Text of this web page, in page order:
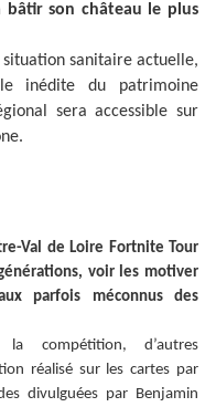
son château le plus
sanitaire actuelle,
inédite du patrimoine
sera accessible sur
Val de Loire Fortnite Tour
voir les motiver
parfois méconnus des
compétition, d’autres
réalisé sur les cartes par
divulguées par Benjamin